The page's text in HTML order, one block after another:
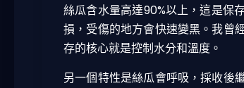
絲瓜含水量高達90%以上，這是保
損，受傷的地方會快速變黑。我曾
存的核心就是控制水分和溫度。
另一個特性是絲瓜會呼吸，採收後